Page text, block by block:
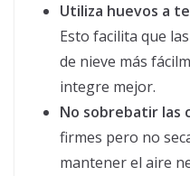
Utiliza huevos a
Esto facilita que
de nieve más
integre mejor.
No sobrebatir las
firmes pero no
mantener el aire